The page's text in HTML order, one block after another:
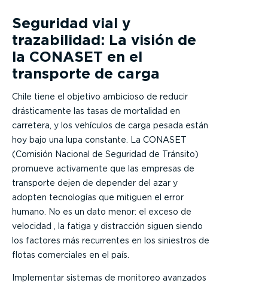
Seguridad vial y
trazabilidad: La visión de
la CONASET en el
transporte de carga
Chile tiene el objetivo ambicioso de reducir
drásticamente las tasas de mortalidad en
carretera, y los vehículos de carga pesada están
hoy bajo una lupa constante. La CONASET
(Comisión Nacional de Seguridad de Tránsito)
promueve activamente que las empresas de
transporte dejen de depender del azar y
adopten tecnologías que mitiguen el error
humano. No es un dato menor: el exceso de
velocidad , la fatiga y distracción siguen siendo
los factores más recurrentes en los siniestros de
flotas comerciales en el país.
Implementar sistemas de monitoreo avanzados